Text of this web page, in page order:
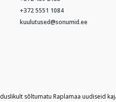
+372 5551 1084
kuulutused@sonumid.ee
sõltumatu Raplamaa uudiseid